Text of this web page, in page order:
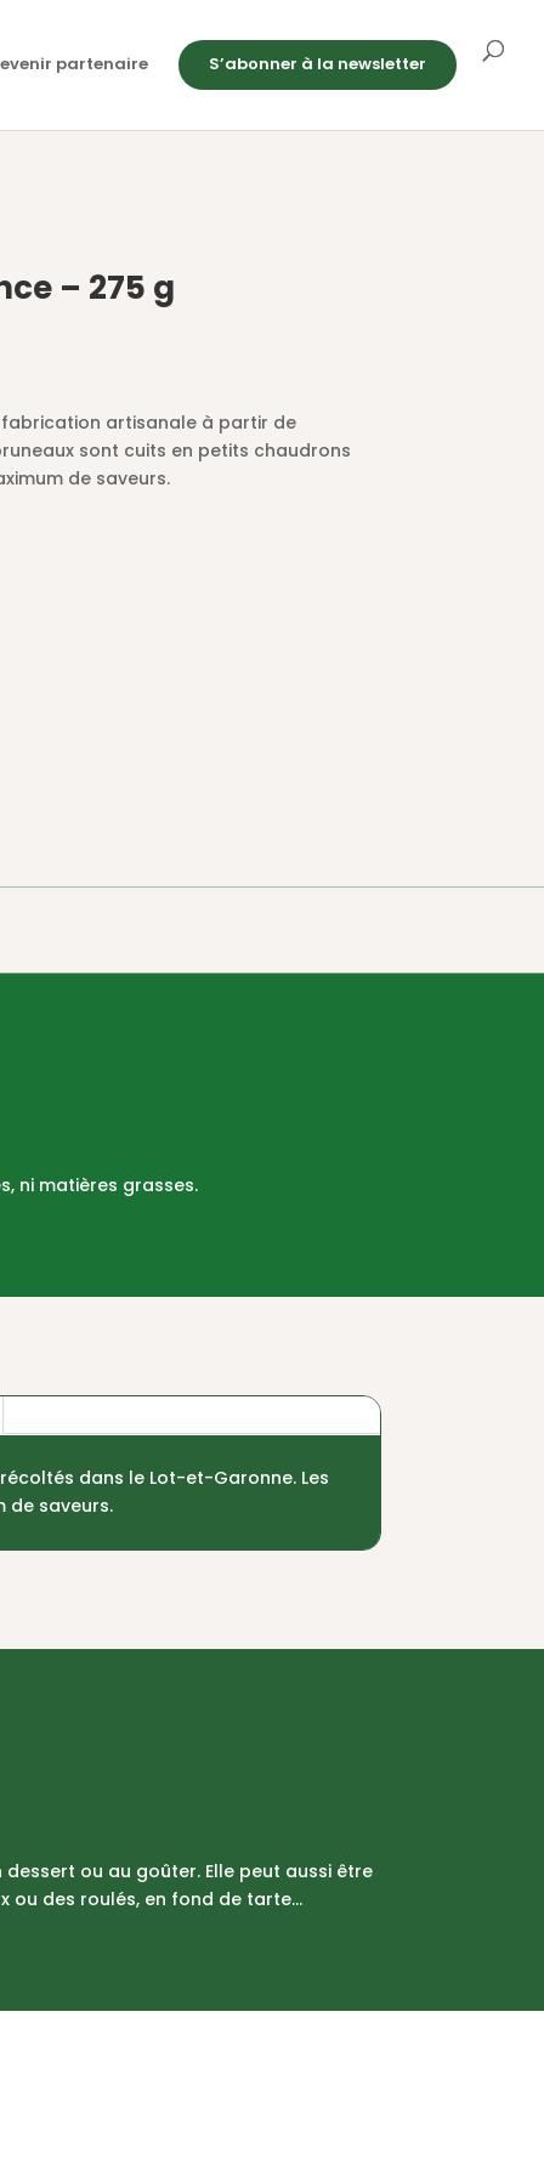
partenaire S’abonner à la newsletter
– 275 g
fabrication artisanale à partir de
sont cuits en petits chaudrons
de saveurs.
ni matières grasses.
dans le Lot-et-Garonne. Les
de saveurs.
ou au goûter. Elle peut aussi être
ou des roulés, en fond de tarte...